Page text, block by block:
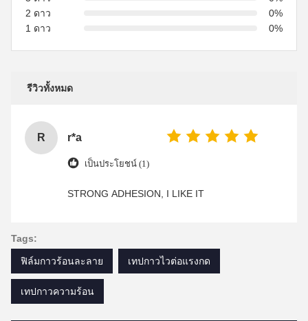
2 ดาว
0%
1 ดาว
0%
รีวิวทั้งหมด
R r*a
เป็นประโยชน์ (1)
STRONG ADHESION, I LIKE IT
Tags:
ฟิล์มกาวร้อนละลาย เทปกาวไวต่อแรงกด
เทปกาวความร้อน